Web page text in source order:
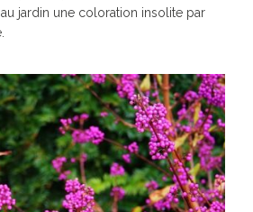
jardin une coloration insolite par